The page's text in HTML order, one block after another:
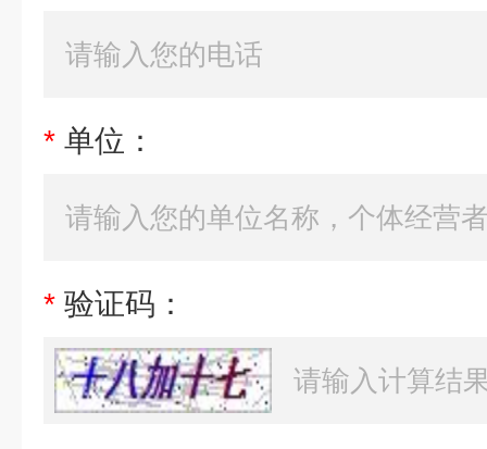
* 单位：
* 验证码：